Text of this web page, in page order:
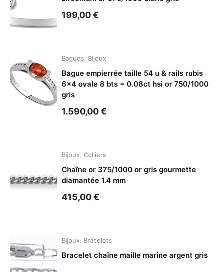
199,00€
Bagues Bijoux
Bague empierrée taille 54 u & rails rubis
6×4 ovale 8 bts = 0.08ct hsi or 750/1000
gris
1.590,00€
Bijoux Colliers
Chaîne or 375/1000 or gris gourmette
diamantée 1.4 mm
415,00€
Bijoux Bracelets
Bracelet chaîne maille marine argent gris